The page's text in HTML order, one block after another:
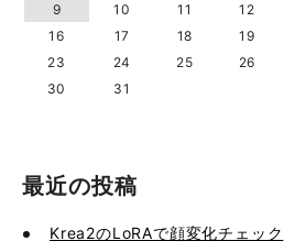
9
10 11 12
16
17 18 19
23
24 25 26
30
31
最近の投稿
Krea2のLoRAで顔変化チェック